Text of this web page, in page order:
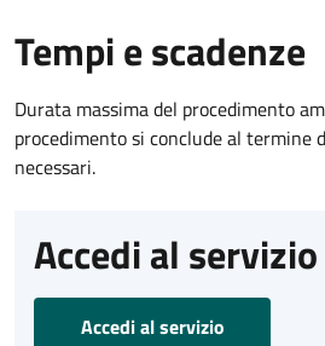
Tempi e scadenze
Durata massima del procedimento
procedimento si conclude al termine
necessari.
Accedi al servizio
Accedi al servizio